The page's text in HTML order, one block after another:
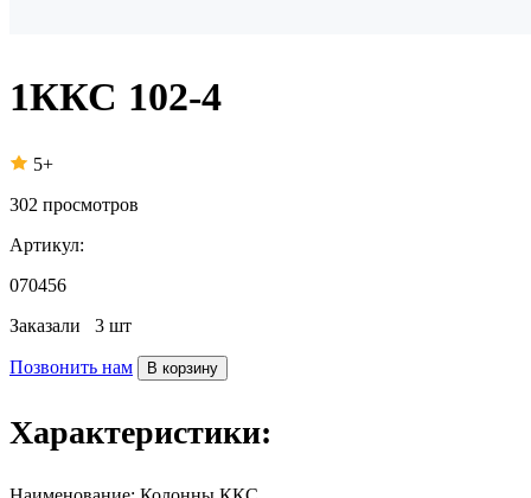
1ККС 102-4
5+
302 просмотров
Артикул:
070456
Заказали 3 шт
Позвонить нам В корзину
Характеристики: